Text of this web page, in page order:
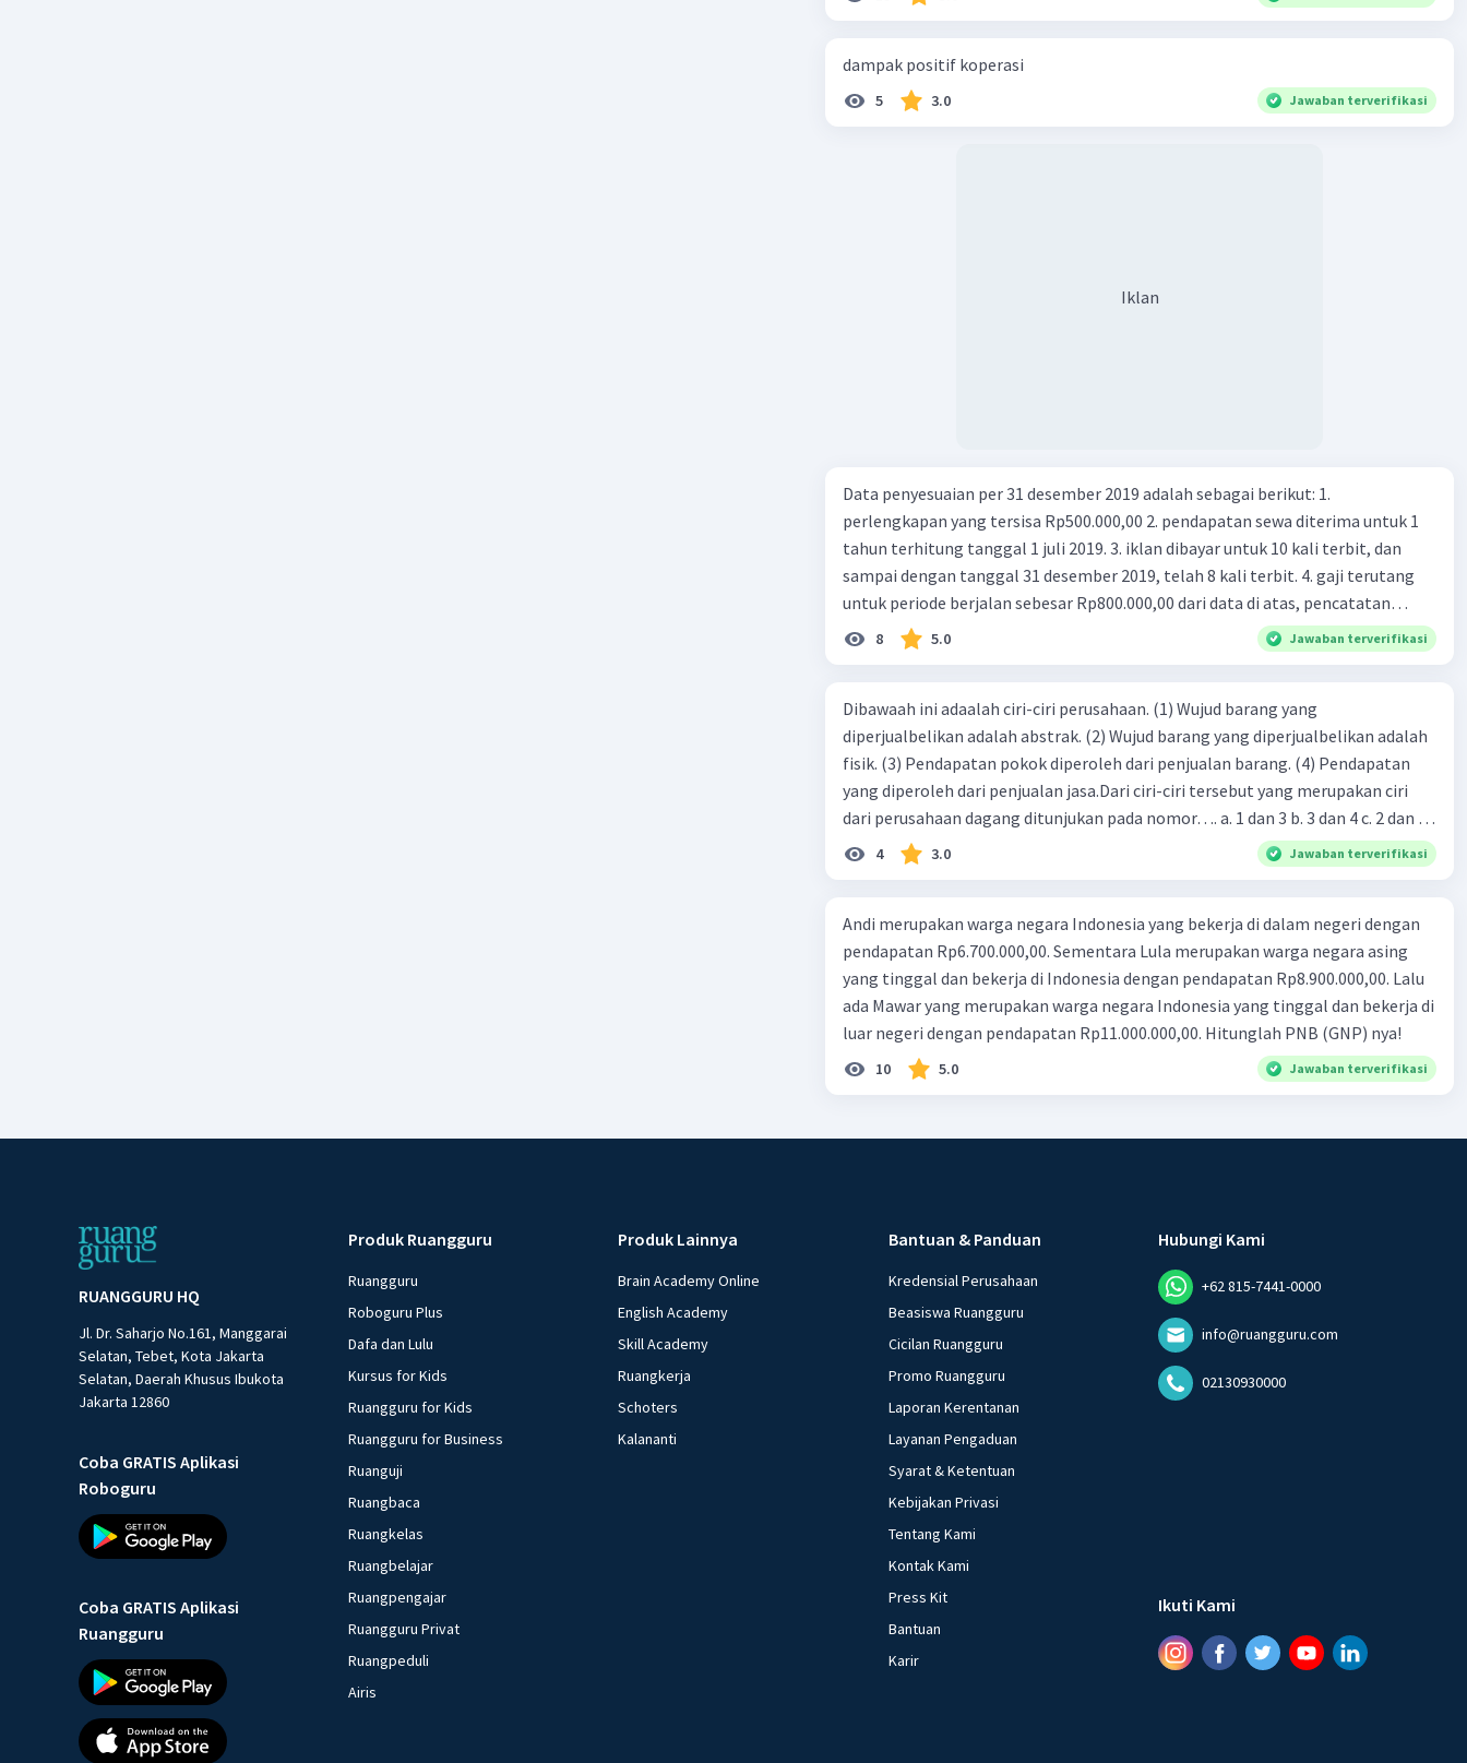
dampak positif koperasi
5 3.0 Jawaban terverifikasi
Iklan
Data penyesuaian per 31 desember 2019 adalah sebagai berikut: 1.
perlengkapan yang tersisa Rp500.000,00 2. pendapatan sewa diterima untuk 1
tahun terhitung tanggal 1 juli 2019. 3. iklan dibayar untuk 10 kali terbit, dan
sampai dengan tanggal 31 desember 2019, telah 8 kali terbit. 4. gaji terutang
untuk periode berjalan sebesar Rp800.000,00 dari data di atas, pencatatan
jurnal pembalik yang benar adalah ....
8 5.0 Jawaban terverifikasi
Dibawaah ini adaalah ciri-ciri perusahaan. (1) Wujud barang yang
diperjualbelikan adalah abstrak. (2) Wujud barang yang diperjualbelikan adalah
fisik. (3) Pendapatan pokok diperoleh dari penjualan barang. (4) Pendapatan
yang diperoleh dari penjualan jasa.Dari ciri-ciri tersebut yang merupakan ciri
dari perusahaan dagang ditunjukan pada nomor…. a. 1 dan 3 b. 3 dan 4 c. 2 dan 3
d. 1 dan 2 e. 2 dan 4
4 3.0 Jawaban terverifikasi
Andi merupakan warga negara Indonesia yang bekerja di dalam negeri dengan
pendapatan Rp6.700.000,00. Sementara Lula merupakan warga negara asing
yang tinggal dan bekerja di Indonesia dengan pendapatan Rp8.900.000,00. Lalu
ada Mawar yang merupakan warga negara Indonesia yang tinggal dan bekerja di
luar negeri dengan pendapatan Rp11.000.000,00. Hitunglah PNB (GNP) nya!
10 5.0 Jawaban terverifikasi
RUANGGURU HQ
Jl. Dr. Saharjo No.161, Manggarai
Selatan, Tebet, Kota Jakarta
Selatan, Daerah Khusus Ibukota
Jakarta 12860
Coba GRATIS Aplikasi
Roboguru
Coba GRATIS Aplikasi
Ruangguru
Produk Ruangguru
Ruangguru
Roboguru Plus
Dafa dan Lulu
Kursus for Kids
Ruangguru for Kids
Ruangguru for Business
Ruanguji
Ruangbaca
Ruangkelas
Ruangbelajar
Ruangpengajar
Ruangguru Privat
Ruangpeduli
Airis
Produk Lainnya
Brain Academy Online
English Academy
Skill Academy
Ruangkerja
Schoters
Kalananti
Bantuan & Panduan
Kredensial Perusahaan
Beasiswa Ruangguru
Cicilan Ruangguru
Promo Ruangguru
Laporan Kerentanan
Layanan Pengaduan
Syarat & Ketentuan
Kebijakan Privasi
Tentang Kami
Kontak Kami
Press Kit
Bantuan
Karir
Hubungi Kami
+62 815-7441-0000
info@ruangguru.com
02130930000
Ikuti Kami